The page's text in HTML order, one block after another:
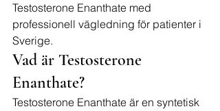
Testosterone Enanthate med
professionell vägledning för patienter i
Sverige.
Vad är Testosterone
Enanthate?
Testosterone Enanthate är en syntetisk